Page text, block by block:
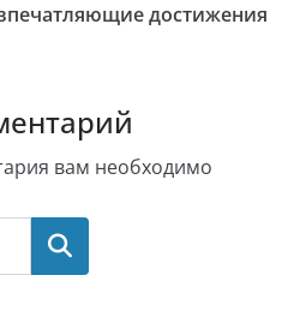
достижения
вам необходимо
Поиск